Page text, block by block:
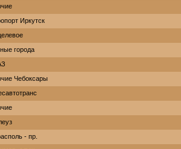
Иркутск
города
Чебоксары
- пр.